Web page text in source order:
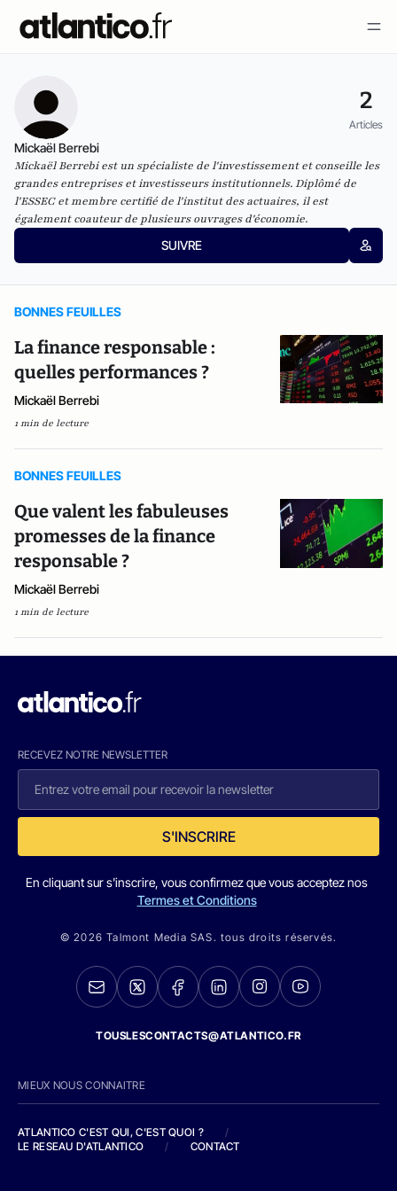
2
Articles
Mickaël Berrebi
Mickaël Berrebi est un spécialiste de l'investissement et conseille les
grandes entreprises et investisseurs institutionnels. Diplômé de
l'ESSEC et membre certifié de l'institut des actuaires, il est
également coauteur de plusieurs ouvrages d'économie.
SUIVRE
BONNES FEUILLES
La finance responsable :
quelles performances ?
Mickaël Berrebi
1 min de lecture
BONNES FEUILLES
Que valent les fabuleuses
promesses de la finance
responsable ?
Mickaël Berrebi
1 min de lecture
RECEVEZ NOTRE NEWSLETTER
S'INSCRIRE
En cliquant sur s'inscrire, vous confirmez que vous acceptez nos
Termes et Conditions
© 2026 Talmont Media SAS. tous droits réservés.
TOUSLESCONTACTS@ATLANTICO.FR
MIEUX NOUS CONNAITRE
ATLANTICO C'EST QUI, C'EST QUOI ?
/
LE RESEAU D'ATLANTICO
/ CONTACT